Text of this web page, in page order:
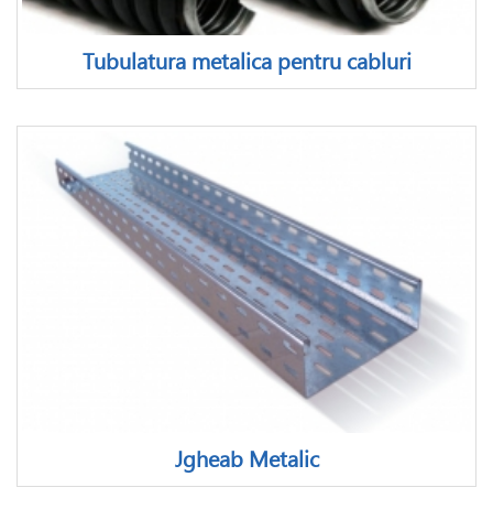
Tubulatura metalica pentru cabluri
Jgheab Metalic